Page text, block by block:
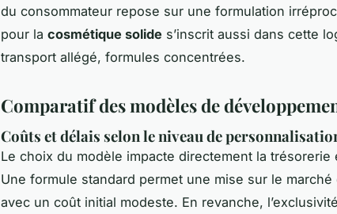
du consommateur repose sur une formulation
pour la cosmétique solide s’inscrit aussi dans cette
transport allégé, formules concentrées.
Comparatif des modèles de
Coûts et délais selon le niveau de
Le choix du modèle impacte directement la
Une formule standard permet une mise sur le
avec un coût initial modeste. En revanche,